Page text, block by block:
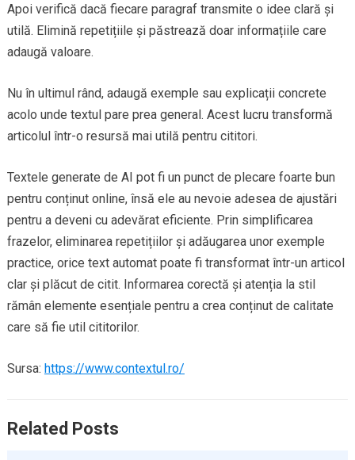
Apoi verifică dacă fiecare paragraf transmite o idee clară și
utilă. Elimină repetițiile și păstrează doar informațiile care
adaugă valoare.
Nu în ultimul rând, adaugă exemple sau explicații concrete
acolo unde textul pare prea general. Acest lucru transformă
articolul într-o resursă mai utilă pentru cititori.
Textele generate de AI pot fi un punct de plecare foarte bun
pentru conținut online, însă ele au nevoie adesea de ajustări
pentru a deveni cu adevărat eficiente. Prin simplificarea
frazelor, eliminarea repetițiilor și adăugarea unor exemple
practice, orice text automat poate fi transformat într-un articol
clar și plăcut de citit. Informarea corectă și atenția la stil
rămân elemente esențiale pentru a crea conținut de calitate
care să fie util cititorilor.
Sursa: https://www.contextul.ro/
Related Posts